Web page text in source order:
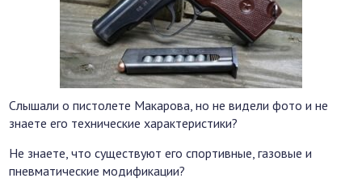
Слышали о пистолете Макарова, но не видели фото и не
знаете его технические характеристики?
Не знаете, что существуют его спортивные, газовые и
пневматические модификации?